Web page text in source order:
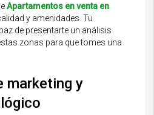
Apartamentos en venta en
y amenidades. Tu
de presentarte un análisis
zonas para que tomes una
marketing y